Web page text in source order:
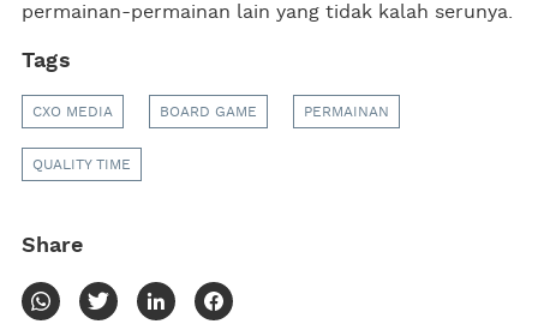
permainan-permainan lain yang tidak kalah serunya.
Tags
CXO MEDIA BOARD GAME PERMAINAN
QUALITY TIME
Share